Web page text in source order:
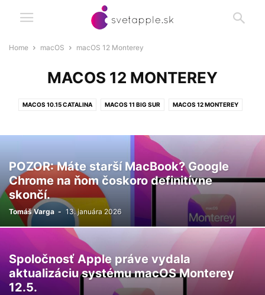
Home macOS macOS 12 Monterey
MACOS 12 MONTEREY
MACOS 10.15 CATALINA MACOS 11 BIG SUR MACOS 12 MONTEREY
MACOS 26 TAHOE MACOS 27 GOLDEN GATE
POZOR: Máte starší MacBook? Google
Chrome na ňom čoskoro definitívne
skončí.
Tomáš Varga - 13. januára 2026
Spoločnosť Apple práve vydala
aktualizáciu systému macOS Monterey
12.5.